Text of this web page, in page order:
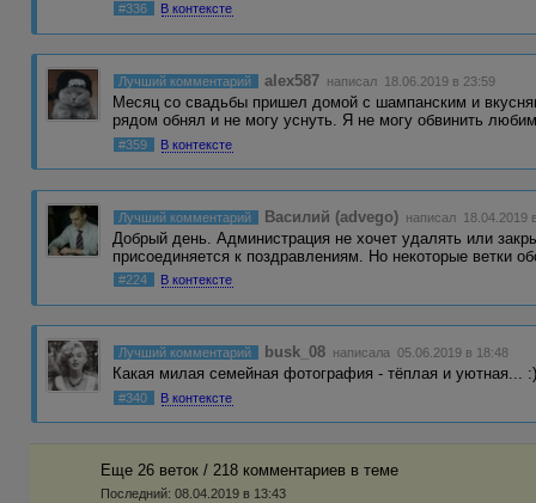
#336 В контексте
Лучший комментарий alex587 написал 18.06.2019 в 23:59
Месяц со свадьбы пришел домой с шампанским и
рядом обнял и не могу уснуть. Я не могу обвинить
#359 В контексте
Лучший комментарий Василий (advego) написал 18.04.2019
Добрый день. Администрация не хочет удалять или
присоединяется к поздравлениям. Но некоторые ветки
#224 В контексте
Лучший комментарий busk_08 написала 05.06.2019 в 18:48
Какая милая семейная фотография - тёплая и уютная...
#340 В контексте
Еще 26 веток / 218 комментариев в темe
Последний: 08.04.2019 в 13:43